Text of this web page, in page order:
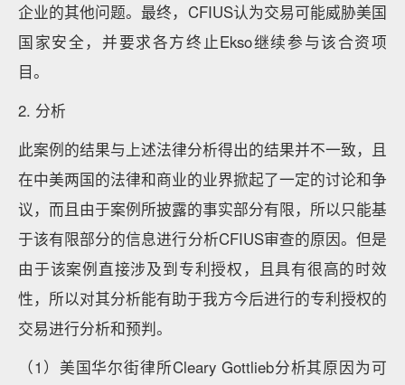
企业的其他问题。最终，CFIUS认为交易可能威胁美国
国家安全，并要求各方终止Ekso继续参与该合资项
目。
2. 分析
此案例的结果与上述法律分析得出的结果并不一致，且
在中美两国的法律和商业的业界掀起了一定的讨论和争
议，而且由于案例所披露的事实部分有限，所以只能基
于该有限部分的信息进行分析CFIUS审查的原因。但是
由于该案例直接涉及到专利授权，且具有很高的时效
性，所以对其分析能有助于我方今后进行的专利授权的
交易进行分析和预判。
（1）美国华尔街律所Cleary Gottlieb分析其原因为可